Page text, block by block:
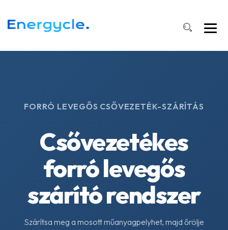
FORRÓ LEVEGŐS CSŐVEZETÉK-SZÁRÍTÁS
Csővezetékes
forró levegős
szárító rendszer
Szárítsa meg a mosott műanyagpelyhet, majd őrölje